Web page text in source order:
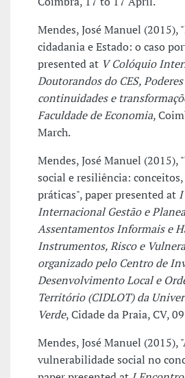
Mendes, José Manuel (2015),
cidadania e Estado: o caso
presented at V Colóquio
Doutorandos do CES,
continuidades e
Faculdade de Economia,
March.
Mendes, José Manuel
social e resiliência:
práticas", paper presented at
Internacional Gestão e
Assentamentos Informais e
Instrumentos, Risco e
organizado pelo Centro de
Desenvolvimento Local e
Território (CIDLOT) da
Verde, Cidade da Praia, CV,
Mendes, José Manuel (2015),
vulnerabilidade social no